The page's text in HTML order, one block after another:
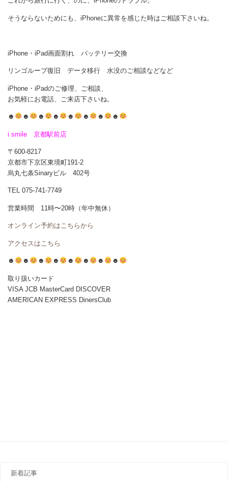
そうならないためにも、iPhoneに異常を感じた時はご相談下さいね。
iPhone・iPad画面割れ バッテリー交換
リンゴループ復旧 データ移行 水没のご相談などなど
iPhone・iPadのご修理、ご相談、
お気軽にお電話、ご来店下さいね。
☻ ☻ ☻ ☻ ☻ ☻ ☻ ☻
i smile 京都駅前店
〒600-8217
京都市下京区東境町191-2
烏丸七条Sinaryビル 402号
TEL 075-741-7749
営業時間 11時〜20時（年中無休）
オンライン予約はこちらから
アクセスはこちら
☻ ☻ ☻ ☻ ☻ ☻ ☻ ☻
取り扱いカード
VISA JCB MasterCard DISCOVER
AMERICAN EXPRESS DinersClub
新着記事